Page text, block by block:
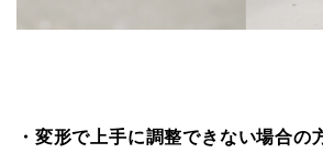
・変形で上手に調整できない場合の